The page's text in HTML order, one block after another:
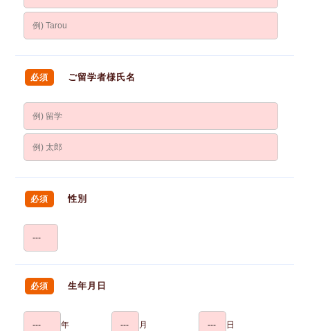
必須 ご留学者様氏名
必須 性別
必須 生年月日
年 月 日